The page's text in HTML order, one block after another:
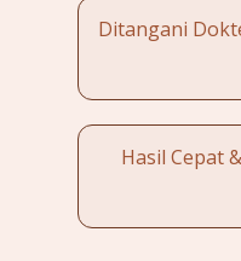
Ditangani
Hasil Cepat